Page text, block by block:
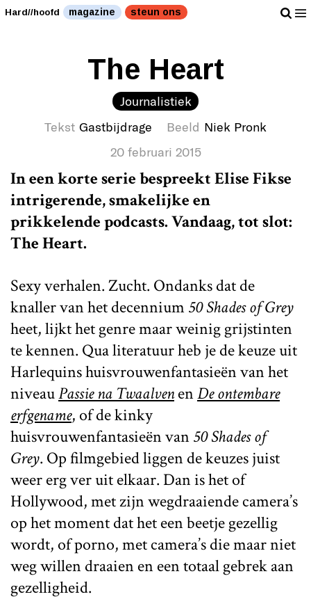
Hard//hoofd magazine steun ons
The Heart
Journalistiek
Tekst Gastbijdrage Beeld Niek Pronk
20 februari 2015
In een korte serie bespreekt Elise Fikse
intrigerende, smakelijke en
prikkelende podcasts. Vandaag, tot slot:
The Heart.
Sexy verhalen. Zucht. Ondanks dat de
knaller van het decennium50 Shades of Grey
heet, lijkt het genre maar weinig grijstinten
te kennen. Qua literatuur heb je de keuze uit
Harlequins huisvrouwenfantasieën van het
niveauPassie na TwaalvenenDe ontembare
erfgename, of de kinky
huisvrouwenfantasieën van50 Shades of
Grey. Op filmgebied liggen de keuzes juist
weer erg ver uit elkaar. Dan is het of
Hollywood, met zijn wegdraaiende camera’s
op het moment dat het een beetje gezellig
wordt, of porno, met camera’s die maar niet
weg willen draaien en een totaal gebrek aan
gezelligheid.